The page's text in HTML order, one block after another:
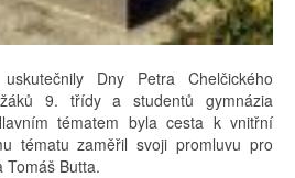
Dny Petra Chelčického
9. třídy a studentů gymnázia
tématem byla cesta k vnitřní
tématu zaměřil svoji promluvu pro
Tomáš Butta.